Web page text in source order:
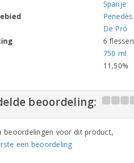
Spanje
Penedès
De Pró
6 flessen
750 ml
11,50%
beoordeling:
beoordelingen voor dit product,
een beoordeling